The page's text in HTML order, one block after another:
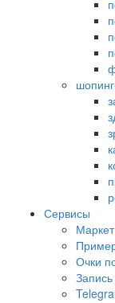
Сервисы
Маркет
Очки